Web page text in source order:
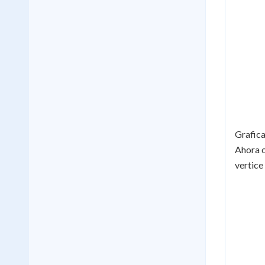
Ahora
vertice